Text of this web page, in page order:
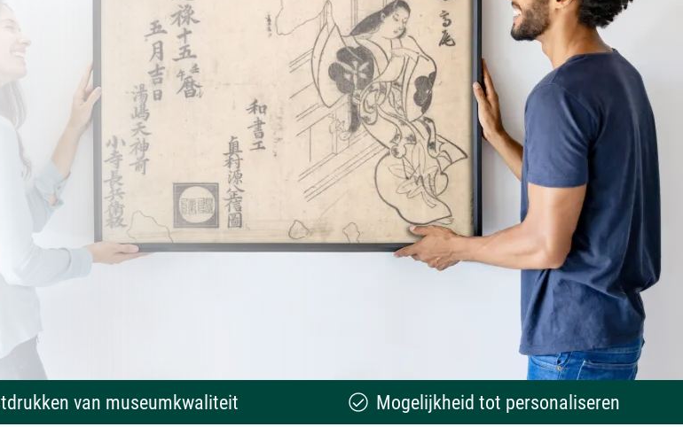
van museumkwaliteit Mogelijkheid tot personaliseren